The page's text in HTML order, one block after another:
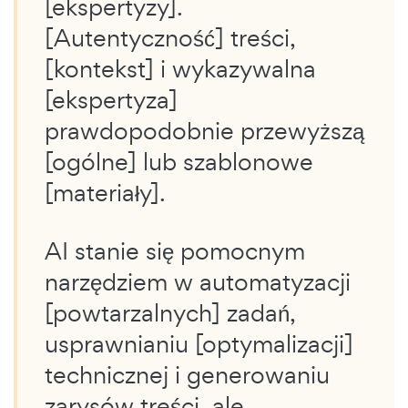
[ekspertyzy].
[Autentyczność] treści,
[kontekst] i wykazywalna
[ekspertyza]
prawdopodobnie przewyższą
[ogólne] lub szablonowe
[materiały].
AI stanie się pomocnym
narzędziem w automatyzacji
[powtarzalnych] zadań,
usprawnianiu [optymalizacji]
technicznej i generowaniu